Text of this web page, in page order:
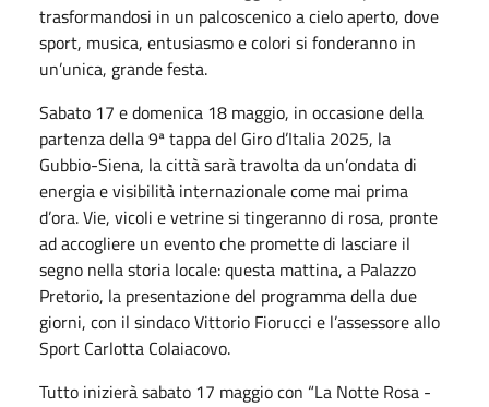
trasformandosi in un palcoscenico a cielo aperto, dove
sport, musica, entusiasmo e colori si fonderanno in
un’unica, grande festa.
Sabato 17 e domenica 18 maggio, in occasione della
partenza della 9ª tappa del Giro d’Italia 2025, la
Gubbio-Siena, la città sarà travolta da un’ondata di
energia e visibilità internazionale come mai prima
d’ora. Vie, vicoli e vetrine si tingeranno di rosa, pronte
ad accogliere un evento che promette di lasciare il
segno nella storia locale: questa mattina, a Palazzo
Pretorio, la presentazione del programma della due
giorni, con il sindaco Vittorio Fiorucci e l’assessore allo
Sport Carlotta Colaiacovo.
Tutto inizierà sabato 17 maggio con “La Notte Rosa -